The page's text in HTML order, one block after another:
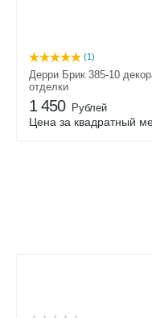
(1)
Дерри Брик 385-10
отделки
1 450 Рублей
Цена за квадратный